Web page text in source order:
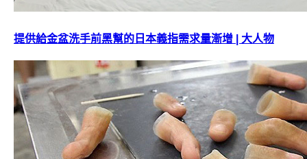
提供給金盆洗手前黑幫的日本義指需求量漸增 | 大人物